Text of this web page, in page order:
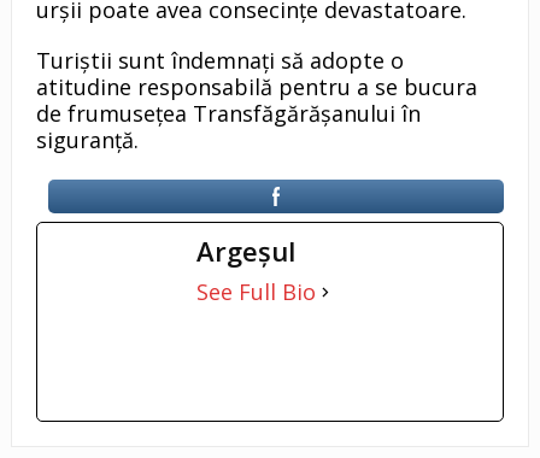
urșii poate avea consecințe devastatoare.
Turiștii sunt îndemnați să adopte o
atitudine responsabilă pentru a se bucura
de frumusețea Transfăgărășanului în
siguranță.
Argeşul
See Full Bio